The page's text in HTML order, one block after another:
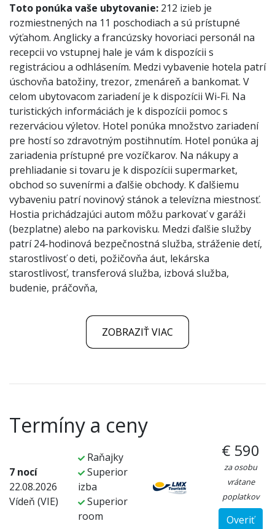
Toto ponúka vaše ubytovanie: 212 izieb je
rozmiestnených na 11 poschodiach a sú prístupné
výťahom. Anglicky a francúzsky hovoriaci personál na
recepcii vo vstupnej hale je vám k dispozícii s
registráciou a odhlásením. Medzi vybavenie hotela patrí
úschovňa batožiny, trezor, zmenáreň a bankomat. V
celom ubytovacom zariadení je k dispozícii Wi-Fi. Na
turistických informáciách je k dispozícii pomoc s
rezerváciou výletov. Hotel ponúka množstvo zariadení
pre hostí so zdravotným postihnutím. Hotel ponúka aj
zariadenia prístupné pre vozíčkarov. Na nákupy a
prehliadanie si tovaru je k dispozícii supermarket,
obchod so suvenírmi a ďalšie obchody. K ďalšiemu
vybaveniu patrí novinový stánok a televízna miestnosť.
Hostia prichádzajúci autom môžu parkovať v garáži
(bezplatne) alebo na parkovisku. Medzi ďalšie služby
patrí 24-hodinová bezpečnostná služba, stráženie detí,
starostlivosť o deti, požičovňa áut, lekárska
starostlivosť, transferová služba, izbová služba,
budenie, práčovňa,
ZOBRAZIŤ VIAC
Termíny a ceny
7 nocí
22.08.2026
Vídeň (VIE)
Raňajky
Superior
izba
Superior
room
€ 590
za osobu
vrátane
poplatkov
Overiť